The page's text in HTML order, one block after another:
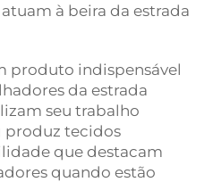
à beira da estrada
produto indispensável
da estrada
seu trabalho
produz tecidos
que destacam
quando estão